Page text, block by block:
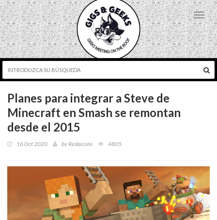
Planes para integrar a Steve de
Minecraft en Smash se remontan
desde el 2015
16 Oct 2020 byRedacción 4805